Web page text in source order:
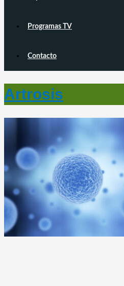
Programas TV
Contacto
Artrosis